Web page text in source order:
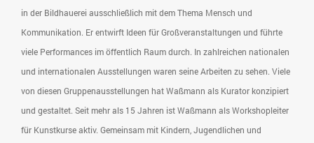
in der Bildhauerei ausschließlich mit dem Thema Mensch und
Kommunikation. Er entwirft Ideen für Großveranstaltungen und führte
viele Performances im öffentlich Raum durch. In zahlreichen nationalen
und internationalen Ausstellungen waren seine Arbeiten zu sehen. Viele
von diesen Gruppenausstellungen hat Waßmann als Kurator konzipiert
und gestaltet. Seit mehr als 15 Jahren ist Waßmann als Workshopleiter
für Kunstkurse aktiv. Gemeinsam mit Kindern, Jugendlichen und